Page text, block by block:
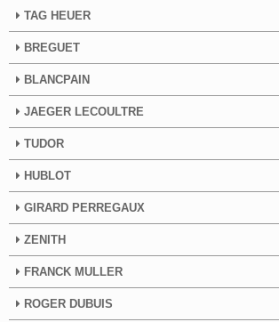
TAG HEUER
BREGUET
BLANCPAIN
JAEGER LECOULTRE
TUDOR
HUBLOT
GIRARD PERREGAUX
ZENITH
FRANCK MULLER
ROGER DUBUIS